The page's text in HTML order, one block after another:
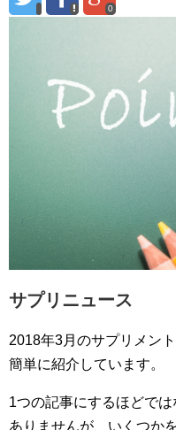
0
サプリニュース
2018年3月のサプリメン
簡単に紹介しています。
1つの記事にするほどで
ありませんが、いくつか